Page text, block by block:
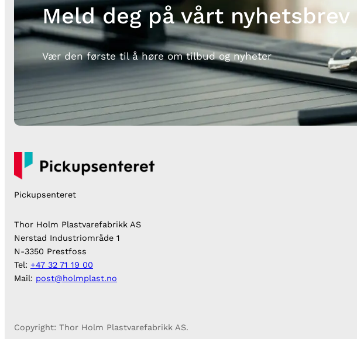
Meld deg på vårt nyhetsbrev
Vær den første til å høre om tilbud og nyheter
Pickupsenteret
Thor Holm Plastvarefabrikk AS
Nerstad Industriområde 1
N-3350 Prestfoss
Tel: +47 32 71 19 00
Mail: post@holmplast.no
Copyright: Thor Holm Plastvarefabrikk AS.